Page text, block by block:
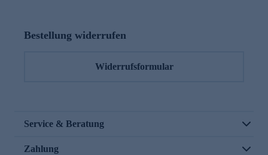
Bestellung widerrufen
Widerrufsformular
Service & Beratung
Zahlung